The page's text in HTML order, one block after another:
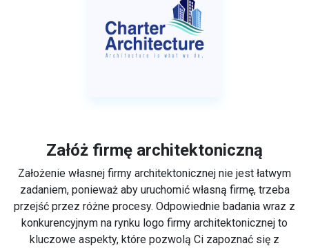
Załóż firmę architektoniczną
Założenie własnej firmy architektonicznej nie jest łatwym
zadaniem, ponieważ aby uruchomić własną firmę, trzeba
przejść przez różne procesy. Odpowiednie badania wraz z
konkurencyjnym na rynku logo firmy architektonicznej to
kluczowe aspekty, które pozwolą Ci zapoznać się z